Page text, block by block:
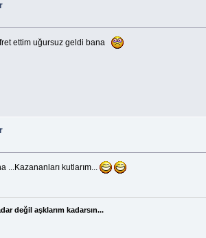
ettim uğursuz geldi bana
...Kazananları kutlarım...
değil aşklarım kadarsın...